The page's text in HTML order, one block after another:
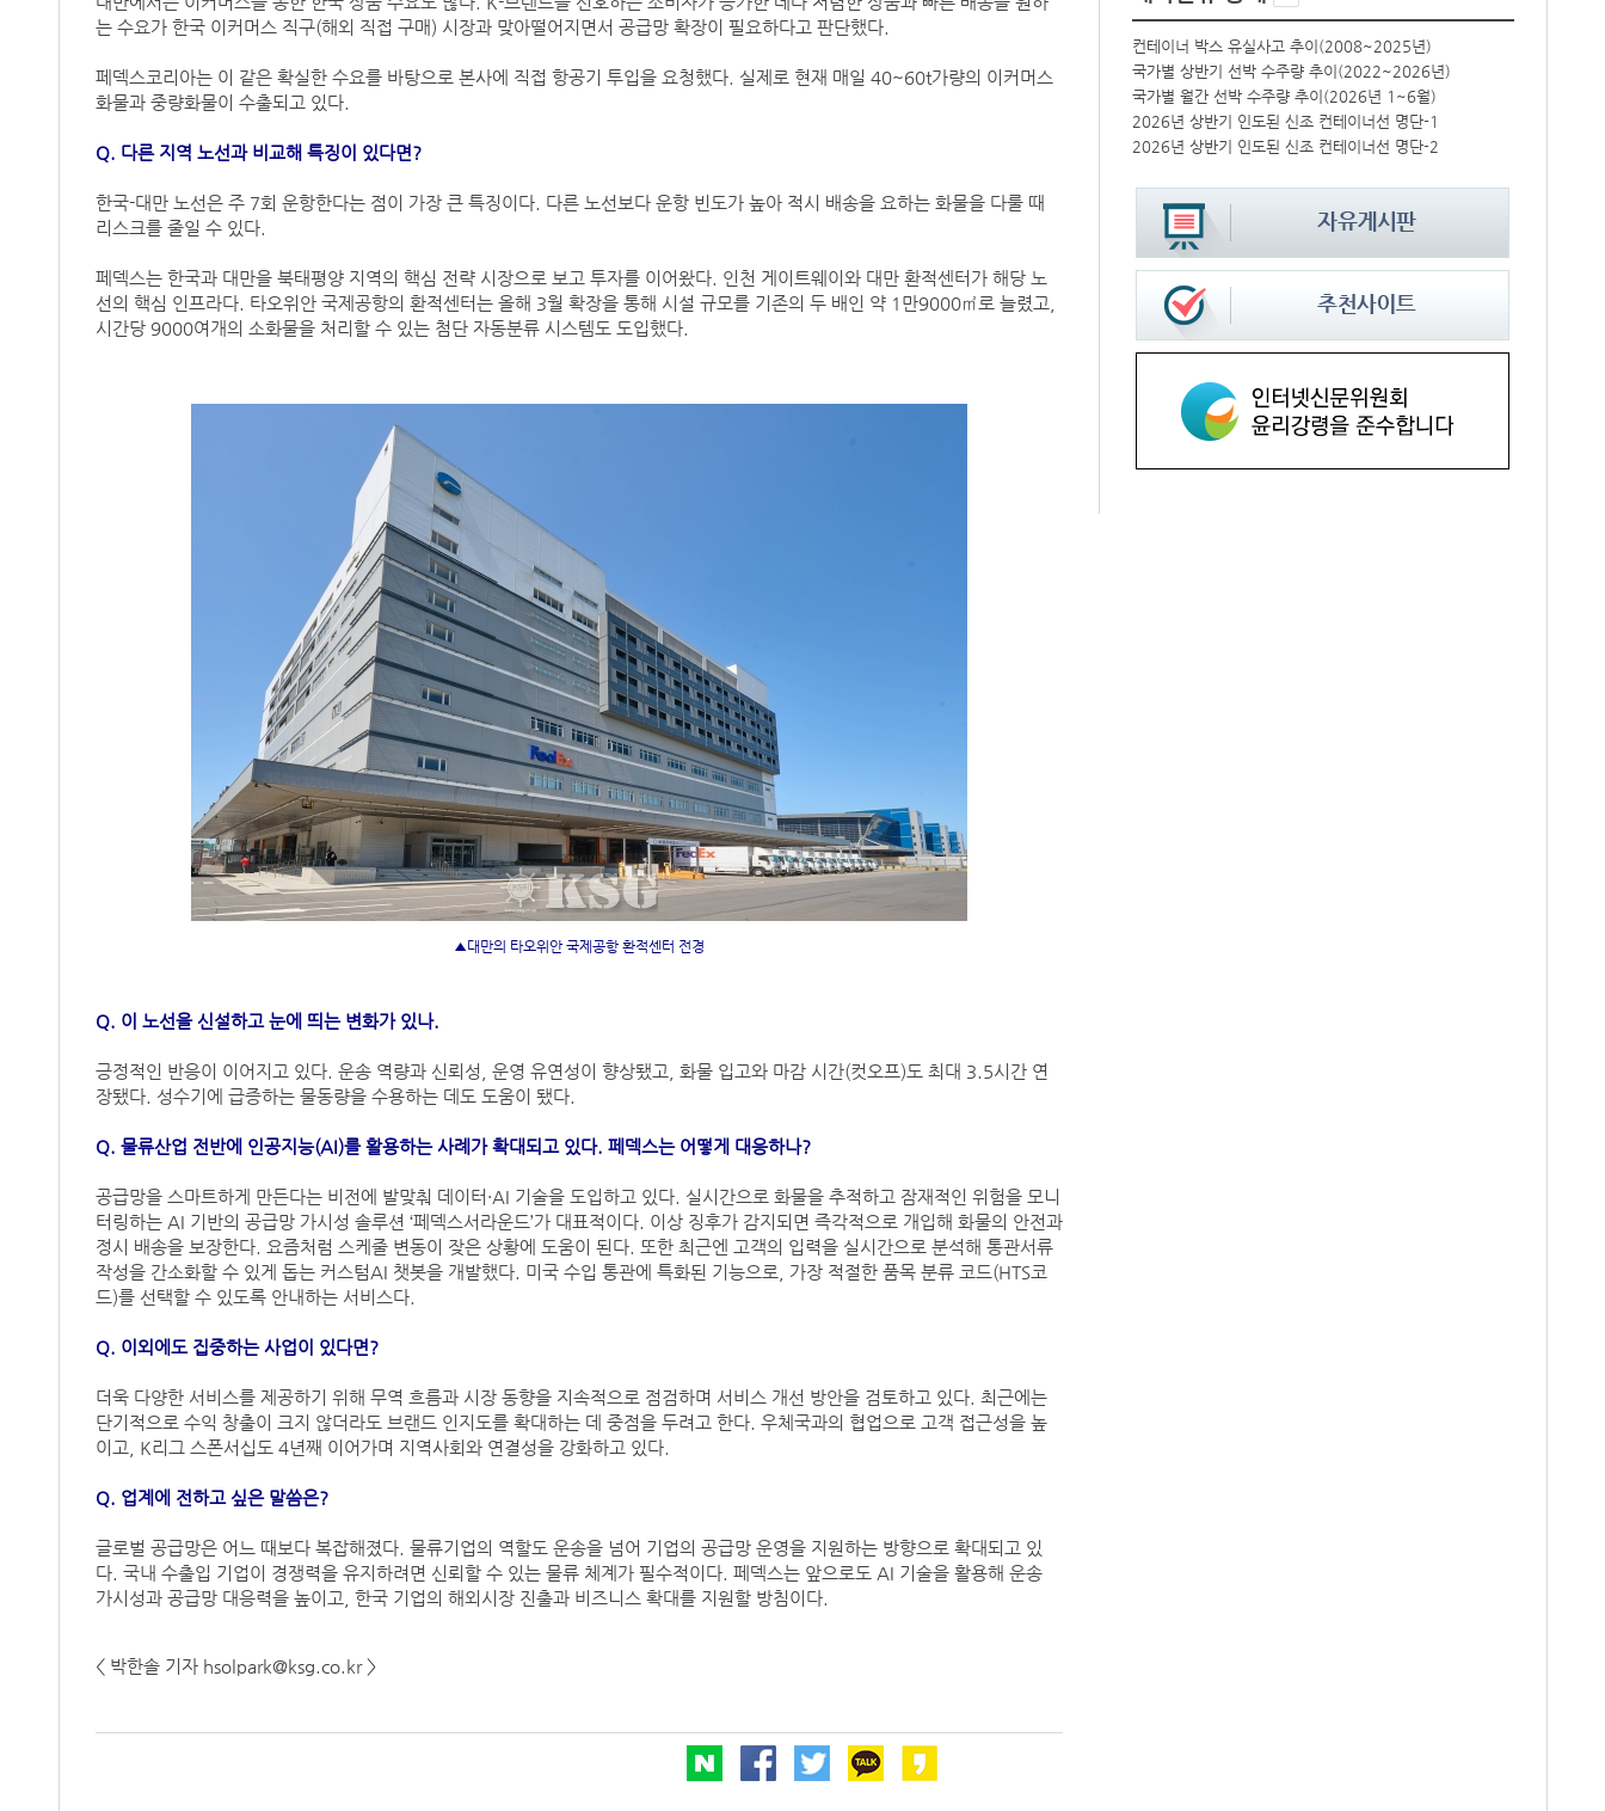
는 수요가 한국 이커머스 직구(해외 직접 구매) 시장과 맞아떨어지면서 공급망 확장이 필요하다고 판단했다.
페덱스코리아는 이 같은 확실한 수요를 바탕으로 본사에 직접 항공기 투입을 요청했다. 실제로 현재 매일 40~60t가량의 이커머스
화물과 중량화물이 수출되고 있다.
Q. 다른 지역 노선과 비교해 특징이 있다면?
한국-대만 노선은 주 7회 운항한다는 점이 가장 큰 특징이다. 다른 노선보다 운항 빈도가 높아 적시 배송을 요하는 화물을 다룰 때
리스크를 줄일 수 있다.
페덱스는 한국과 대만을 북태평양 지역의 핵심 전략 시장으로 보고 투자를 이어왔다. 인천 게이트웨이와 대만 환적센터가 해당 노
선의 핵심 인프라다. 타오위안 국제공항의 환적센터는 올해 3월 확장을 통해 시설 규모를 기존의 두 배인 약 1만9000㎡로 늘렸고,
시간당 9000여개의 소화물을 처리할 수 있는 첨단 자동분류 시스템도 도입했다.
▲대만의 타오위안 국제공항 환적센터 전경
Q. 이 노선을 신설하고 눈에 띄는 변화가 있나.
긍정적인 반응이 이어지고 있다. 운송 역량과 신뢰성, 운영 유연성이 향상됐고, 화물 입고와 마감 시간(컷오프)도 최대 3.5시간 연
장됐다. 성수기에 급증하는 물동량을 수용하는 데도 도움이 됐다.
Q. 물류산업 전반에 인공지능(AI)를 활용하는 사례가 확대되고 있다. 페덱스는 어떻게 대응하나?
공급망을 스마트하게 만든다는 비전에 발맞춰 데이터·AI 기술을 도입하고 있다. 실시간으로 화물을 추적하고 잠재적인 위험을 모니
터링하는 AI 기반의 공급망 가시성 솔루션 ‘페덱스서라운드’가 대표적이다. 이상 징후가 감지되면 즉각적으로 개입해 화물의 안전과
정시 배송을 보장한다. 요즘처럼 스케줄 변동이 잦은 상황에 도움이 된다. 또한 최근엔 고객의 입력을 실시간으로 분석해 통관서류
작성을 간소화할 수 있게 돕는 커스텀AI 챗봇을 개발했다. 미국 수입 통관에 특화된 기능으로, 가장 적절한 품목 분류 코드(HTS코
드)를 선택할 수 있도록 안내하는 서비스다.
Q. 이외에도 집중하는 사업이 있다면?
더욱 다양한 서비스를 제공하기 위해 무역 흐름과 시장 동향을 지속적으로 점검하며 서비스 개선 방안을 검토하고 있다. 최근에는
단기적으로 수익 창출이 크지 않더라도 브랜드 인지도를 확대하는 데 중점을 두려고 한다. 우체국과의 협업으로 고객 접근성을 높
이고, K리그 스폰서십도 4년째 이어가며 지역사회와 연결성을 강화하고 있다.
Q. 업계에 전하고 싶은 말씀은?
글로벌 공급망은 어느 때보다 복잡해졌다. 물류기업의 역할도 운송을 넘어 기업의 공급망 운영을 지원하는 방향으로 확대되고 있
다. 국내 수출입 기업이 경쟁력을 유지하려면 신뢰할 수 있는 물류 체계가 필수적이다. 페덱스는 앞으로도 AI 기술을 활용해 운송
가시성과 공급망 대응력을 높이고, 한국 기업의 해외시장 진출과 비즈니스 확대를 지원할 방침이다.
< 박한솔 기자 hsolpark@ksg.co.kr >
국가별 상반기 선박 수주량 추이(2022~2026년)
컨테이너 박스 유실사고 추이(2008~2025년)
국가별 상반기 선박 수주량 추이(2022~2026년)
국가별 월간 선박 수주량 추이(2026년 1~6월)
2026년 상반기 인도된 신조 컨테이너선 명단-1
2026년 상반기 인도된 신조 컨테이너선 명단-2